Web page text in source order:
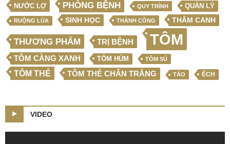
NƯỚC LỢ PHÒNG BỆNH QUY TRÌNH QUẢN LÝ
RUỘNG LÚA SINH HỌC THÀNH CÔNG THÂM CANH
THƯƠNG PHẨM TRỊ BỆNH TÔM
TÔM CÀNG XANH TÔM HÙM TÔM SÚ
TÔM THẺ TÔM THẺ CHÂN TRẮNG TẢO ẾCH
VIDEO